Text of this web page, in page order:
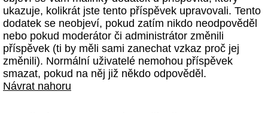
ukazuje, kolikrát jste tento příspěvek upravovali. Tento
dodatek se neobjeví, pokud zatím nikdo neodpověděl
nebo pokud moderátor či administrátor změnili
příspěvek (ti by měli sami zanechat vzkaz proč jej
změnili). Normální uživatelé nemohou příspěvek
smazat, pokud na něj již někdo odpověděl.
Návrat nahoru